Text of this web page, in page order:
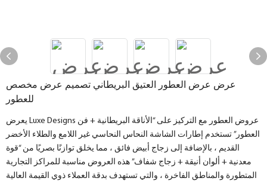
عرض عرض العطور العتيق البريطاني تصميم عرض مخصص
للعطور
يعرض Luxe Designs عروض العطور مع التركيز على “الأناقة البريطانية + فن
العطور” تستخدم إطارات الشاشة النحاس النحاسي غير اللامع والطلاء الأخضر
القديم ، بالإضافة إلى زجاج أبيض فائق ، مما يخلق توازنًا بصريًا من “قوة
معدنية + ألوان أنيقة + زجاج شفاف” هذه العروض مناسبة للمراكز التجارية
المتطورة والمناطق الفاخرة ، والتي تستهدف بدقة العملاء ذوي القيمة العالية